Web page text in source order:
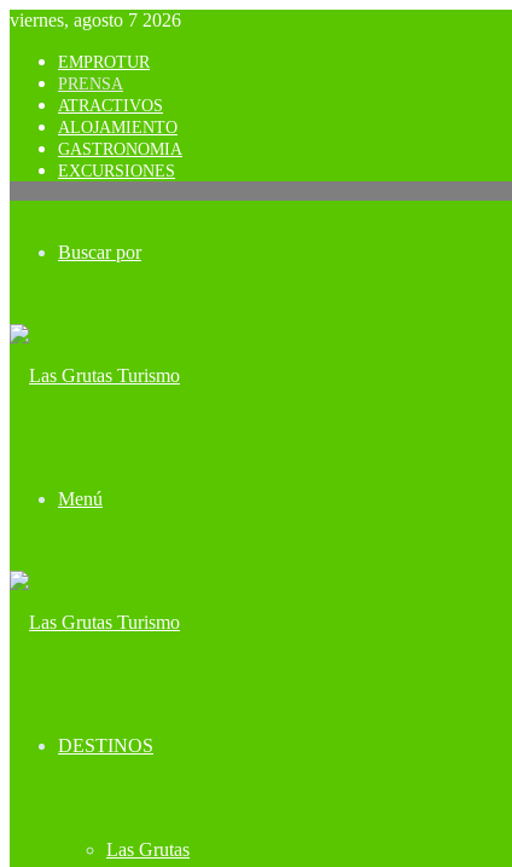
viernes, agosto 7 2026
EMPROTUR
PRENSA
ATRACTIVOS
ALOJAMIENTO
GASTRONOMIA
EXCURSIONES
Buscar por
Menú
DESTINOS
Las Grutas